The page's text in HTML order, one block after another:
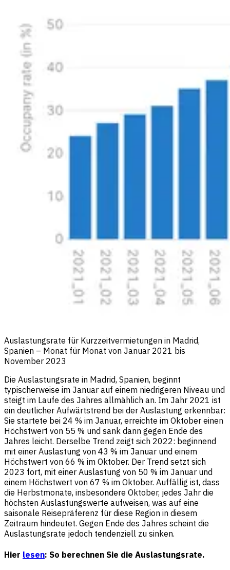
Auslastungsrate für Kurzzeitvermietungen in Madrid,
Spanien – Monat für Monat von Januar 2021 bis
November 2023
Die Auslastungsrate in Madrid, Spanien, beginnt
typischerweise im Januar auf einem niedrigeren Niveau und
steigt im Laufe des Jahres allmählich an. Im Jahr 2021 ist
ein deutlicher Aufwärtstrend bei der Auslastung erkennbar:
Sie startete bei 24 % im Januar, erreichte im Oktober einen
Höchstwert von 55 % und sank dann gegen Ende des
Jahres leicht. Derselbe Trend zeigt sich 2022: beginnend
mit einer Auslastung von 43 % im Januar und einem
Höchstwert von 66 % im Oktober. Der Trend setzt sich
2023 fort, mit einer Auslastung von 50 % im Januar und
einem Höchstwert von 67 % im Oktober. Auffällig ist, dass
die Herbstmonate, insbesondere Oktober, jedes Jahr die
höchsten Auslastungswerte aufweisen, was auf eine
saisonale Reisepräferenz für diese Region in diesem
Zeitraum hindeutet. Gegen Ende des Jahres scheint die
Auslastungsrate jedoch tendenziell zu sinken.
Hier lesen: So berechnen Sie die Auslastungsrate.